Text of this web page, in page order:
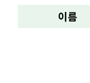
이름